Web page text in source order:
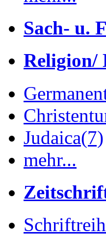
Sach- u.
Religion/
Judaica(7)
mehr...